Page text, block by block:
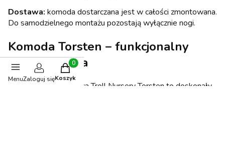
Dostawa: komoda dostarczana jest w całości zmontowana.
Do samodzielnego montażu pozostają wyłącznie nogi.
Komoda Torsten – funkcjonalny
mebel na lata
Biała komoda dziecięca Troll Nursery Torsten to doskonały
MenuZaloguj się
Produkty w koszyku: 0. Zobacz szczegóły
Koszyk